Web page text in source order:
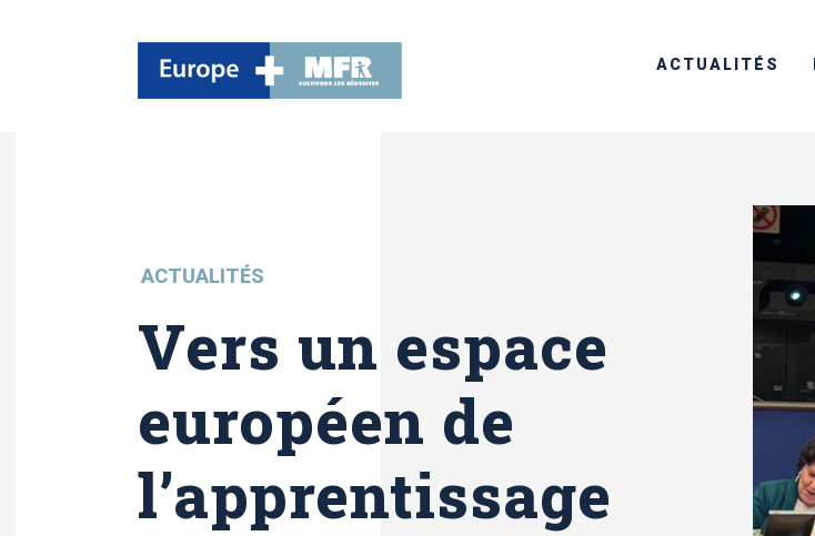
ACTUALITÉS
ACTUALITÉS
Vers un espace
européen de
l’apprentissage